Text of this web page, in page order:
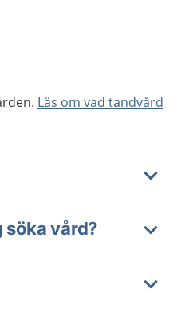
Läs om vad tandvård
söka vård?